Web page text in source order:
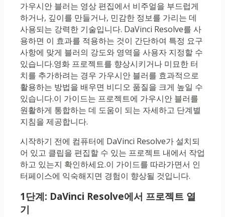
가우시안 블러는 영상 편집에서 비주얼을 부드럽게
하거나, 깊이를 만들거나, 민감한 정보를 가리는 데
사용되는 강력한 기술입니다. DaVinci Resolve를 사
용하면 이 효과를 적용하는 것이 간단하여 특정 요구
사항에 맞게 블러의 강도와 영역을 사용자 지정할 수
있습니다.영화 프로젝트를 향상시키거나 미묘한 터
치를 추가하려는 경우 가우시안 블러를 효과적으로
활용하는 방법을 배우면 비디오 품질을 크게 높일 수
있습니다.이 가이드는 프로젝트에 가우시안 블러를
원활하게 통합하는 데 도움이 되는 자세하고 단계별
지침을 제공합니다.
시작하기 전에 컴퓨터에 DaVinci Resolve가 설치되
어 있고 클립을 편집할 수 있는 프로젝트 내에서 작업
하고 있는지 확인하세요.이 가이드를 따라가면서 인
터페이스에 익숙해지면 경험이 향상될 것입니다.
1단계: DaVinci Resolve에서 프로젝트 열
기